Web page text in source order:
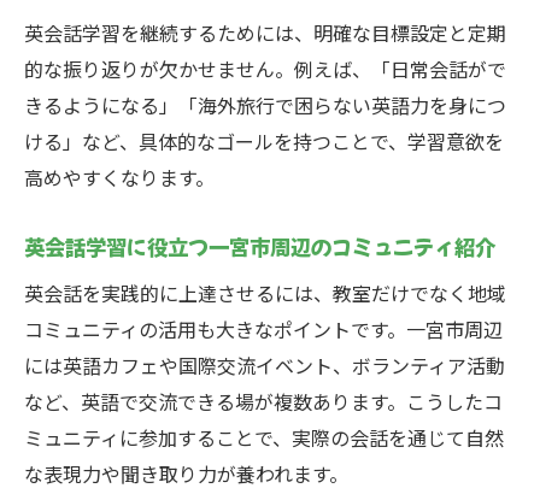
方法
英会話を一宮市で長く続けるための地域サ
ポート活用
子どもから大人まで一宮市の英会話事情
ポイント
大人も学べる一宮市の英会話教室の特徴を
解説
一宮市で人気の英会話学習スタイルを年代
別に紹介
子どもから大人まで安心の一宮市英会話環
境
英会話学習を継続するためには、明確な目標設定と定期
的な振り返りが欠かせません。例えば、「日常会話がで
きるようになる」「海外旅行で困らない英語力を身につ
ける」など、具体的なゴールを持つことで、学習意欲を
高めやすくなります。
英会話学習に役立つ一宮市周辺のコミュニティ紹介
英会話を実践的に上達させるには、教室だけでなく地域
コミュニティの活用も大きなポイントです。一宮市周辺
には英語カフェや国際交流イベント、ボランティア活動
など、英語で交流できる場が複数あります。こうしたコ
ミュニティに参加することで、実際の会話を通じて自然
な表現力や聞き取り力が養われます。